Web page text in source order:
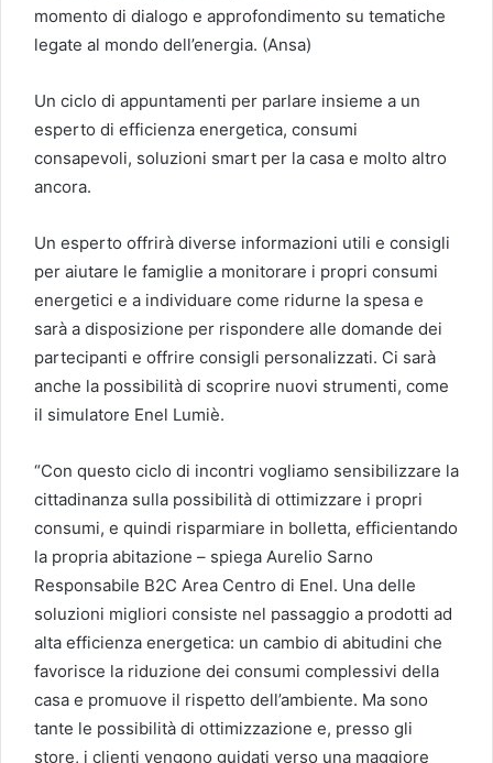
momento di dialogo e approfondimento su tematiche
legate al mondo dell’energia. (Ansa)
Un ciclo di appuntamenti per parlare insieme a un
esperto di efficienza energetica, consumi
consapevoli, soluzioni smart per la casa e molto altro
ancora.
Un esperto offrirà diverse informazioni utili e consigli
per aiutare le famiglie a monitorare i propri consumi
energetici e a individuare come ridurne la spesa e
sarà a disposizione per rispondere alle domande dei
partecipanti e offrire consigli personalizzati. Ci sarà
anche la possibilità di scoprire nuovi strumenti, come
il simulatore Enel Lumiè.
“Con questo ciclo di incontri vogliamo sensibilizzare la
cittadinanza sulla possibilità di ottimizzare i propri
consumi, e quindi risparmiare in bolletta, efficientando
la propria abitazione – spiega Aurelio Sarno
Responsabile B2C Area Centro di Enel. Una delle
soluzioni migliori consiste nel passaggio a prodotti ad
alta efficienza energetica: un cambio di abitudini che
favorisce la riduzione dei consumi complessivi della
casa e promuove il rispetto dell’ambiente. Ma sono
tante le possibilità di ottimizzazione e, presso gli
store, i clienti vengono guidati verso una maggiore